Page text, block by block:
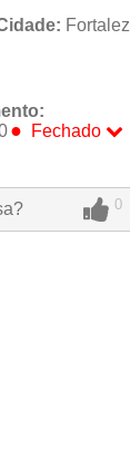
● Fechado
0